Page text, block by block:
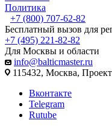
Политика
+7 (800) 707-62-82
Бесплатный вызов для
+7 (495) 221-82-82
Для Москвы и области
info@balticmaster.ru
115432, Москва,
Вконтакте
Telegram
Rutube